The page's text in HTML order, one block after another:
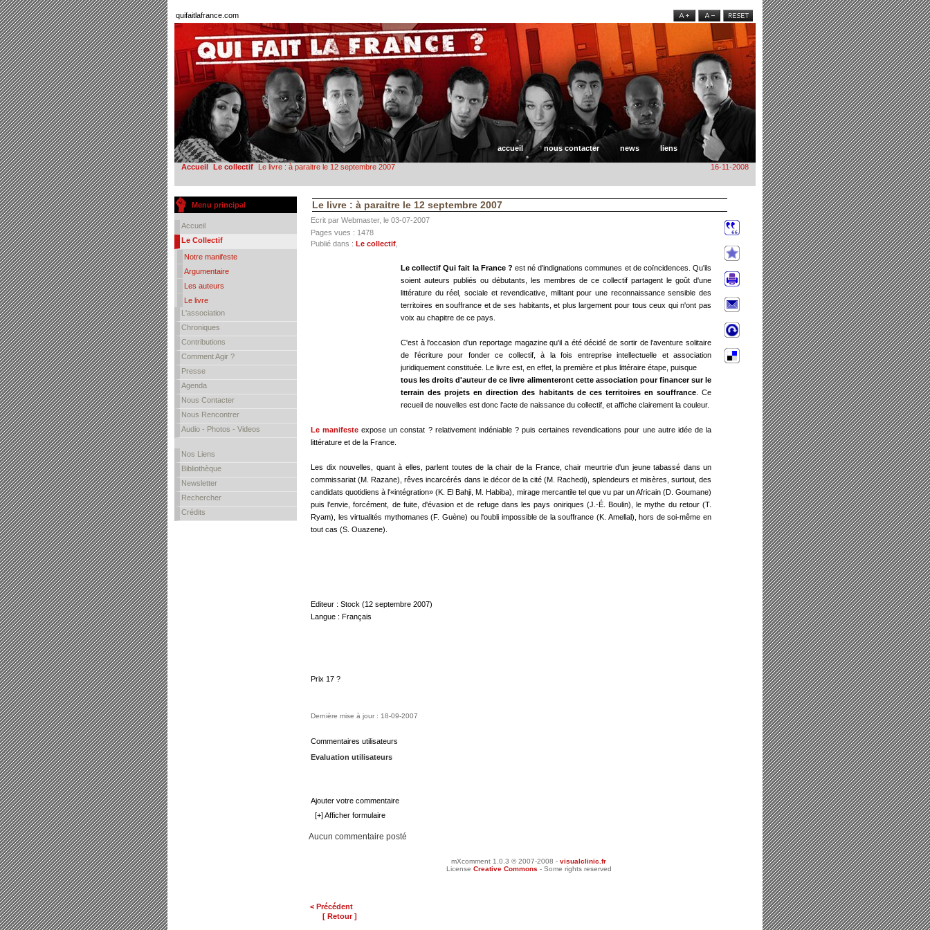
quifaitlafrance.com
accueil nous contacter news liens
Accueil Le collectif Le livre : à paraitre le 12 septembre 2007 16-11-2008
Menu principal
Accueil
Le Collectif
Notre manifeste
Argumentaire
Les auteurs
Le livre
L'association
Chroniques
Contributions
Comment Agir ?
Presse
Agenda
Nous Contacter
Nous Rencontrer
Audio - Photos - Videos
Nos Liens
Bibliothèque
Newsletter
Rechercher
Crédits
Le livre : à paraitre le 12 septembre 2007
Ecrit par Webmaster, le 03-07-2007
Pages vues : 1478
Publié dans : Le collectif
Le collectif Qui fait la France ? est né d'indignations communes et de coïncidences. Qu'ils
soient auteurs publiés ou débutants, les membres de ce collectif partagent le goût d'une
littérature du réel, sociale et revendicative, militant pour une reconnaissance sensible des
territoires en souffrance et de ses habitants, et plus largement pour tous ceux qui n'ont pas
voix au chapitre de ce pays.
C'est à l'occasion d'un reportage magazine qu'il a été décidé de sortir de l'aventure solitaire
de l'écriture pour fonder ce collectif, à la fois entreprise intellectuelle et association
juridiquement constituée. Le livre est, en effet, la première et plus littéraire étape, puisque
tous les droits d'auteur de ce livre alimenteront cette association pour financer sur le
terrain des projets en direction des habitants de ces territoires en souffrance. Ce
recueil de nouvelles est donc l'acte de naissance du collectif, et affiche clairement la couleur.
Le manifeste expose un constat ? relativement indéniable ? puis certaines revendications pour une autre idée de la
littérature et de la France.
Les dix nouvelles, quant à elles, parlent toutes de la chair de la France, chair meurtrie d'un jeune tabassé dans un
commissariat (M. Razane), rêves incarcérés dans le décor de la cité (M. Rachedi), splendeurs et misères, surtout, des
candidats quotidiens à l'«intégration» (K. El Bahji, M. Habiba), mirage mercantile tel que vu par un Africain (D. Goumane)
puis l'envie, forcément, de fuite, d'évasion et de refuge dans les pays oniriques (J.-É. Boulin), le mythe du retour (T.
Ryam), les virtualités mythomanes (F. Guène) ou l'oubli impossible de la souffrance (K. Amellal), hors de soi-même en
tout cas (S. Ouazene).
Editeur : Stock (12 septembre 2007)
Langue : Français
Prix 17 ?
Dernière mise à jour : 18-09-2007
Commentaires utilisateurs
Evaluation utilisateurs
Ajouter votre commentaire
[+] Afficher formulaire
Aucun commentaire posté
mXcomment 1.0.3 © 2007-2008 - visualclinic.fr
License Creative Commons - Some rights reserved
< Précédent
[ Retour ]